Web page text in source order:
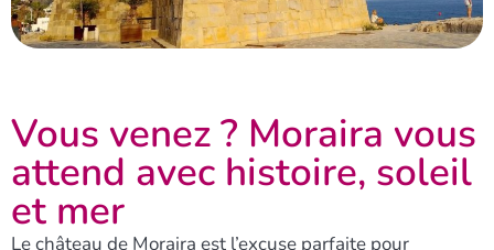
Vous venez ? Moraira vous
attend avec histoire, soleil
et mer
Le château de Moraira est l’excuse parfaite pour